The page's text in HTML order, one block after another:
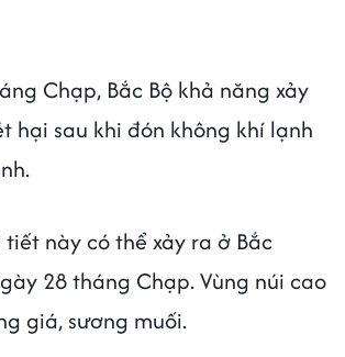
Chạp, Bắc Bộ khả năng xảy
hại sau khi đón không khí lạnh
này có thể xảy ra ở Bắc
28 tháng Chạp. Vùng núi cao
giá, sương muối.